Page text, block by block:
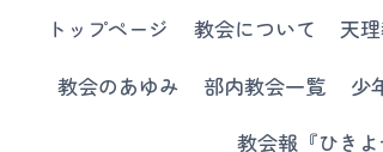
トップページ 教会について 天
教会のあゆみ
部内教会一覧 少
教会報『ひきよ